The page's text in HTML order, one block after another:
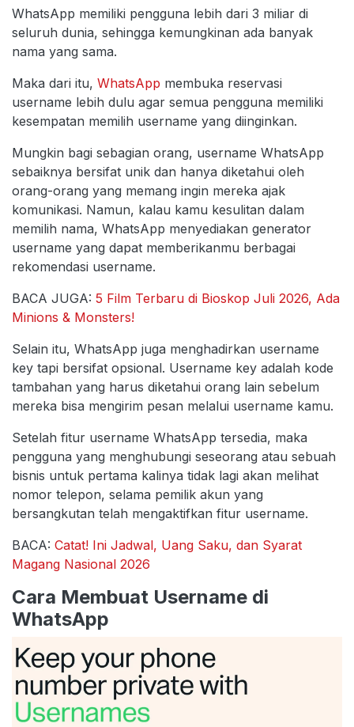
WhatsApp memiliki pengguna lebih dari 3 miliar di
seluruh dunia, sehingga kemungkinan ada banyak
nama yang sama.
Maka dari itu, WhatsApp membuka reservasi
username lebih dulu agar semua pengguna memiliki
kesempatan memilih username yang diinginkan.
Mungkin bagi sebagian orang, username WhatsApp
sebaiknya bersifat unik dan hanya diketahui oleh
orang-orang yang memang ingin mereka ajak
komunikasi. Namun, kalau kamu kesulitan dalam
memilih nama, WhatsApp menyediakan generator
username yang dapat memberikanmu berbagai
rekomendasi username.
BACA JUGA: 5 Film Terbaru di Bioskop Juli 2026, Ada
Minions & Monsters!
Selain itu, WhatsApp juga menghadirkan username
key tapi bersifat opsional. Username key adalah kode
tambahan yang harus diketahui orang lain sebelum
mereka bisa mengirim pesan melalui username kamu.
Setelah fitur username WhatsApp tersedia, maka
pengguna yang menghubungi seseorang atau sebuah
bisnis untuk pertama kalinya tidak lagi akan melihat
nomor telepon, selama pemilik akun yang
bersangkutan telah mengaktifkan fitur username.
BACA: Catat! Ini Jadwal, Uang Saku, dan Syarat
Magang Nasional 2026
Cara Membuat Username di
WhatsApp